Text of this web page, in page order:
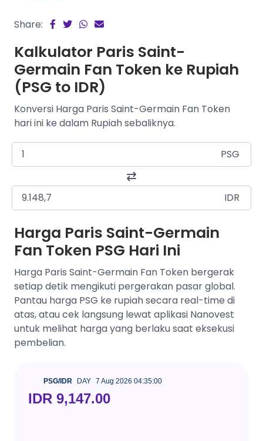
Share:
Kalkulator Paris Saint-
Germain Fan Token ke Rupiah
(PSG to IDR)
Konversi Harga Paris Saint-Germain Fan Token
hari ini ke dalam Rupiah sebaliknya.
PSG
IDR
Harga Paris Saint-Germain
Fan Token PSG Hari Ini
Harga Paris Saint-Germain Fan Token bergerak
setiap detik mengikuti pergerakan pasar global.
Pantau harga PSG ke rupiah secara real-time di
atas, atau cek langsung lewat aplikasi Nanovest
untuk melihat harga yang berlaku saat eksekusi
pembelian.
PSG/IDR DAY 7 Aug 2026 04:35:00
IDR 9,147.00